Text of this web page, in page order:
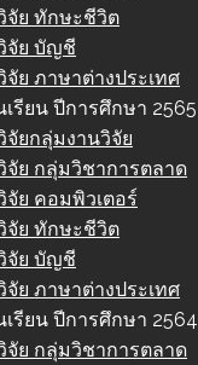
จัย ทักษะชีวิต
จัย บัญชี
ย ภาษาต่างประเทศ
รียน ปีการศึกษา 2565
ยกลุ่มงานวิจัย
ย กลุ่มวิชาการตลาด
ย คอมพิวเตอร์
จัย ทักษะชีวิต
จัย บัญชี
ย ภาษาต่างประเทศ
รียน ปีการศึกษา 2564
ย กลุ่มวิชาการตลาด